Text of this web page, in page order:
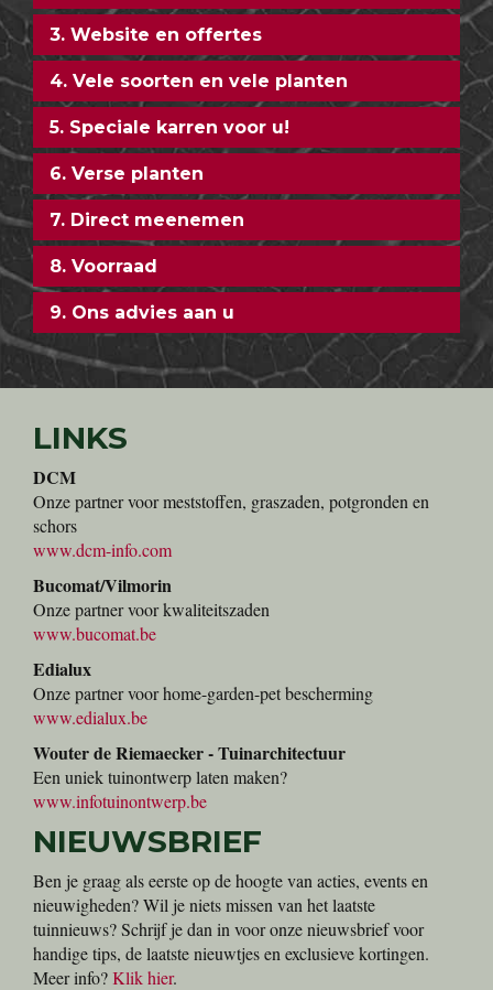
3. Website en offertes
4. Vele soorten en vele planten
5. Speciale karren voor u!
6. Verse planten
7. Direct meenemen
8. Voorraad
9. Ons advies aan u
LINKS
DCM
Onze partner voor meststoffen, graszaden, potgronden en
schors
www.dcm-info.com
Bucomat/Vilmorin
Onze partner voor kwaliteitszaden
www.bucomat.be
Edialux
Onze partner voor home-garden-pet bescherming
www.edialux.be
Wouter de Riemaecker - Tuinarchitectuur
Een uniek tuinontwerp laten maken?
www.infotuinontwerp.be
NIEUWSBRIEF
Ben je graag als eerste op de hoogte van acties, events en
nieuwigheden? Wil je niets missen van het laatste
tuinnieuws? Schrijf je dan in voor onze nieuwsbrief voor
handige tips, de laatste nieuwtjes en exclusieve kortingen.
Meer info?Klik hier.